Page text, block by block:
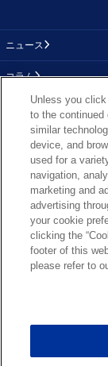
ニュース
コラム
More NFL
Unless you click
to the continued
similar
device, and
used for a
navigation,
marketing and
advertising
your cookie
clicking the
footer of this
please refer to